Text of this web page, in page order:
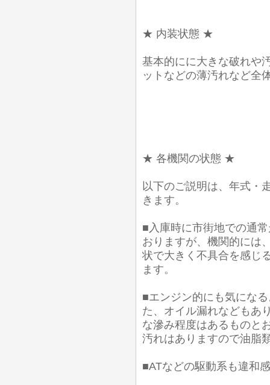
★ 内装状態 ★
基本的にに大きな破れや
ットなどの薄汚れなど全
★ 各機関の状態 ★
以下のご説明は、年式・
きます。
■入庫時に市街地での通
おりますが、機関的には
状で大きく不具合を感じ
ます。
■エンジン的にも気にな
た、オイル漏れなどもあ
な滲み程度はあるものと
汚れはありますので油脂
■ATなどの駆動系も違和